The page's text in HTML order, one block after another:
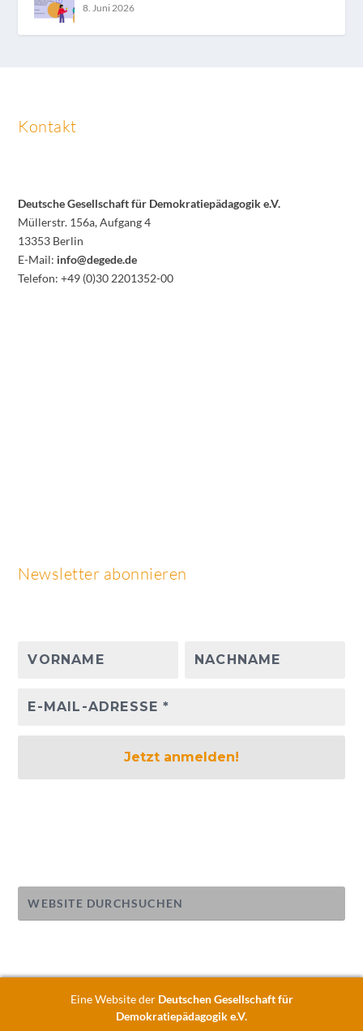
8. Juni 2026
Kontakt
Deutsche Gesellschaft für Demokratiepädagogik e.V.
Müllerstr. 156a, Aufgang 4
13353 Berlin
E-Mail: info@degede.de
Telefon: +49 (0)30 2201352-00
Newsletter abonnieren
Eine Website der Deutschen Gesellschaft für
Demokratiepädagogik e.V.